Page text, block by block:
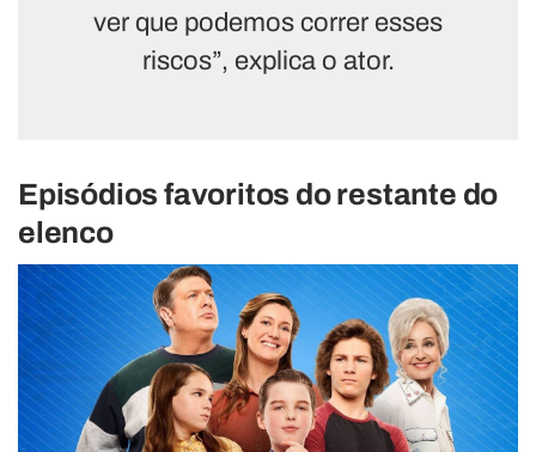
ver que podemos correr esses
riscos”, explica o ator.
Episódios favoritos do restante do
elenco